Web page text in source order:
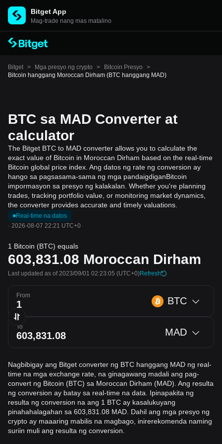
Bitget App
Mag-trade nang mas matalino
Bitget > Mga presyo ng crypto > Bitcoin Presyo
>
Bitcoin hanggang Moroccan Dirham (BTC hanggang MAD)
BTC sa MAD Converter at
calculator
The Bitget BTC to MAD converter allows you to calculate the
exact value of Bitcoin in Moroccan Dirham based on the real-time
Bitcoin global price index. Ang datos ng rate ng conversion ay
hango sa pagsasama-sama ng mga pandaigdiganBitcoin
impormasyon sa presyo ng kalakalan. Whether you're planning
trades, tracking portfolio value, or monitoring market dynamics,
the converter provides accurate and timely valuations.
Real-time na datos
· 2026-08-07 22:21 UTC+0
1 Bitcoin (BTC) equals
603,831.08 Moroccan Dirham
Last updated as of 2023/09/01 02:23:05 (UTC+0)Refresh
From BTC
To MAD
Nagbibigay ang Bitget converter ng BTC hanggang MAD ng real-
time na mga exchange rate, na ginagawang madali ang pag-
convert ng Bitcoin (BTC) sa Moroccan Dirham (MAD). Ang resulta
ng conversion ay batay sa real-time na data. Ipinapakita ng
resulta ng conversion na ang 1 BTC ay kasalukuyang
pinahahalagahan sa 603,831.08 MAD. Dahil ang mga presyo ng
crypto ay maaaring mabilis na magbago, inirerekomenda naming
suriin muli ang resulta ng conversion.